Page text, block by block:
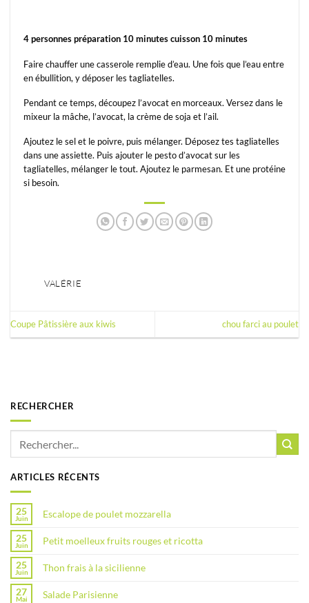
4 personnes préparation 10 minutes cuisson 10 minutes
Faire chauffer une casserole remplie d’eau. Une fois que l’eau entre
en ébullition, y déposer les tagliatelles.
Pendant ce temps, découpez l’avocat en morceaux. Versez dans le
mixeur la mâche, l’avocat, la crème de soja et l’ail.
Ajoutez le sel et le poivre, puis mélanger. Déposez tes tagliatelles
dans une assiette. Puis ajouter le pesto d’avocat sur les
tagliatelles, mélanger le tout. Ajoutez le parmesan. Et une protéine
si besoin.
VALÉRIE
Coupe Pâtissière aux kiwis chou farci au poulet
RECHERCHER
ARTICLES RÉCENTS
25
Juin Escalope de poulet mozzarella
25
Juin Petit moelleux fruits rouges et ricotta
25
Juin Thon frais à la sicilienne
27
Mai Salade Parisienne